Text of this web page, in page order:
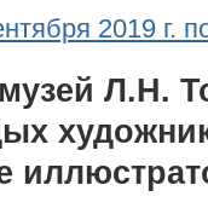
2019 г.
Л.Н.